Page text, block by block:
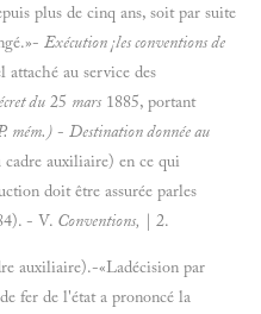
plus de cinq ans, soit par suite
Exécution ¡les conventions de
attaché au service des
du 25 mars 1885, portant
mém.) - Destination donnée au
auxiliaire) en ce qui
doit être assurée parles
- V. Conventions, | 2.
auxiliaire).-«Ladécision par
fer de l'état a prononcé la